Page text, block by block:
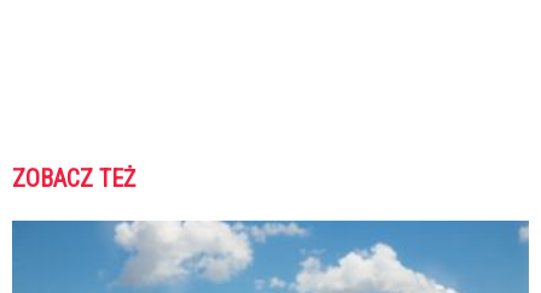
ZOBACZ TEŻ